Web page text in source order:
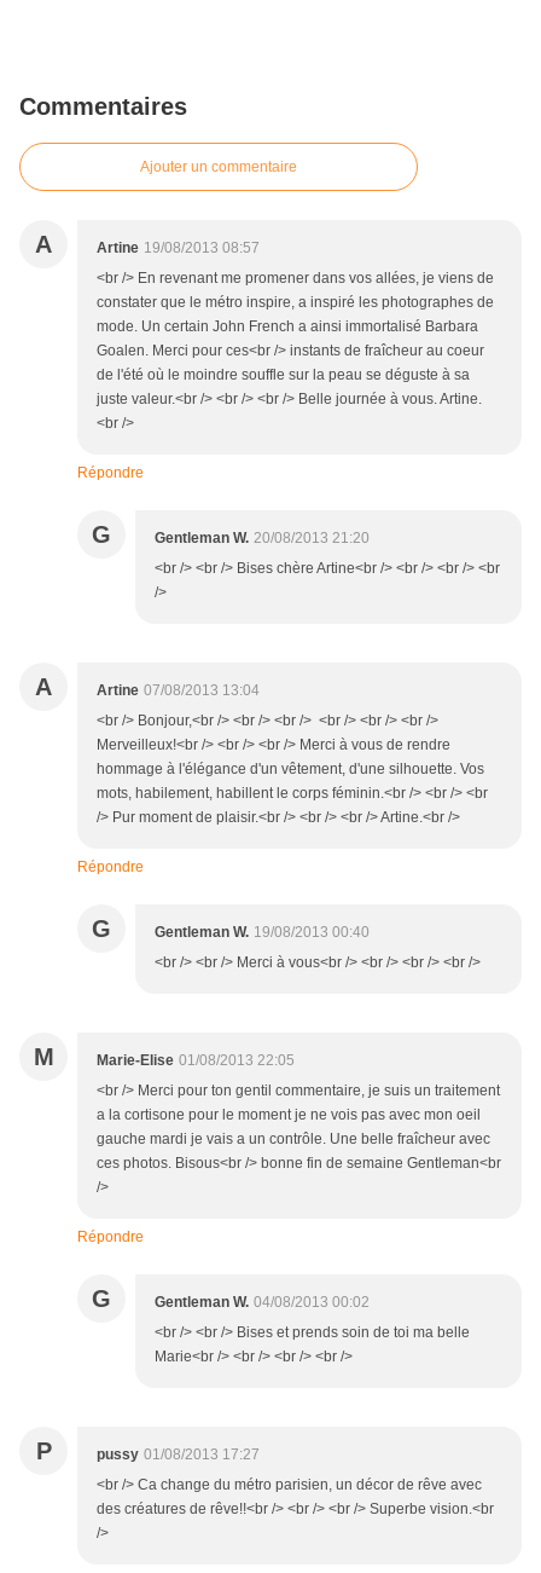
Commentaires
Ajouter un commentaire
A Artine 19/08/2013 08:57
<br /> En revenant me promener dans vos allées, je viens de
constater que le métro inspire, a inspiré les photographes de
mode. Un certain John French a ainsi immortalisé Barbara
Goalen. Merci pour ces<br /> instants de fraîcheur au coeur
de l'été où le moindre souffle sur la peau se déguste à sa
juste valeur.<br /> <br /> <br /> Belle journée à vous. Artine.
<br />
Répondre
G Gentleman W. 20/08/2013 21:20
<br /> <br /> Bises chère Artine<br /> <br /> <br /> <br
/>
A Artine 07/08/2013 13:04
<br /> Bonjour,<br /> <br /> <br /> <br /> <br /> <br />
Merveilleux!<br /> <br /> <br /> Merci à vous de rendre
hommage à l'élégance d'un vêtement, d'une silhouette. Vos
mots, habilement, habillent le corps féminin.<br /> <br /> <br
/> Pur moment de plaisir.<br /> <br /> <br /> Artine.<br />
Répondre
G Gentleman W. 19/08/2013 00:40
<br /> <br /> Merci à vous<br /> <br /> <br /> <br />
M Marie-Elise 01/08/2013 22:05
<br /> Merci pour ton gentil commentaire, je suis un traitement
a la cortisone pour le moment je ne vois pas avec mon oeil
gauche mardi je vais a un contrôle. Une belle fraîcheur avec
ces photos. Bisous<br /> bonne fin de semaine Gentleman<br
/>
Répondre
G Gentleman W. 04/08/2013 00:02
<br /> <br /> Bises et prends soin de toi ma belle
Marie<br /> <br /> <br /> <br />
P pussy 01/08/2013 17:27
<br /> Ca change du métro parisien, un décor de rêve avec
des créatures de rêve!!<br /> <br /> <br /> Superbe vision.<br
/>